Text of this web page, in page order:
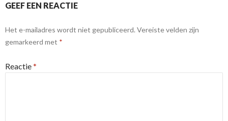
GEEF EEN REACTIE
Het e-mailadres wordt niet gepubliceerd. Vereiste velden zijn
gemarkeerd met *
Reactie*